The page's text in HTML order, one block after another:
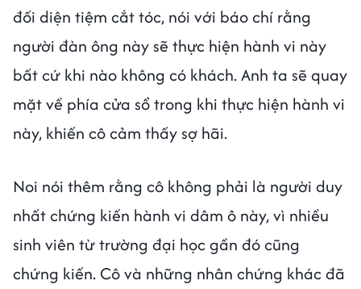
đối diện tiệm cắt tóc, nói với báo chí rằng
người đàn ông này sẽ thực hiện hành vi này
bất cứ khi nào không có khách. Anh ta sẽ quay
mặt về phía cửa sổ trong khi thực hiện hành vi
này, khiến cô cảm thấy sợ hãi.
Noi nói thêm rằng cô không phải là người duy
nhất chứng kiến ​​hành vi dâm ô này, vì nhiều
sinh viên từ trường đại học gần đó cũng
chứng kiến. Cô và những nhân chứng khác đã